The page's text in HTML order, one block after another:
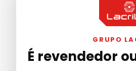
GRUPO
É revendedor